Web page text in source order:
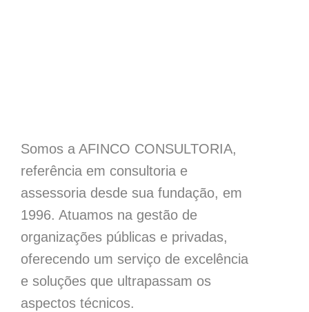
Somos a AFINCO CONSULTORIA,
referência em consultoria e
assessoria desde sua fundação, em
1996. Atuamos na gestão de
organizações públicas e privadas,
oferecendo um serviço de excelência
e soluções que ultrapassam os
aspectos técnicos.